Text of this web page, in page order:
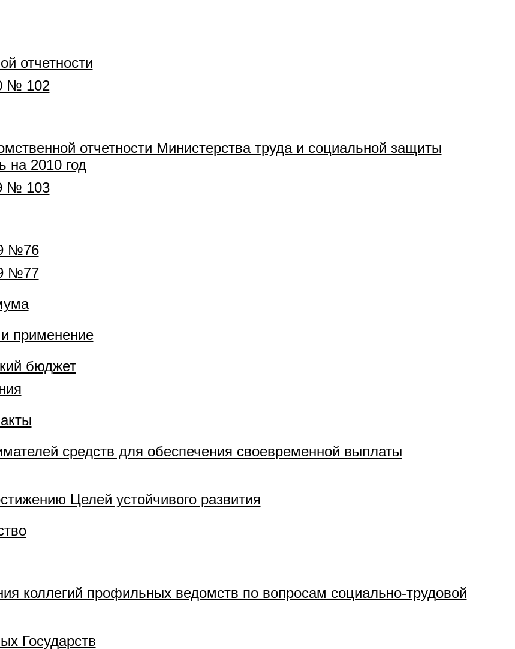
отчетности
№ 102
отчетности Министерства труда и социальной защиты
на 2010 год
№ 103
№76
№77
применение
бюджет
средств для обеспечения своевременной выплаты
Целей устойчивого развития
коллегий профильных ведомств по вопросам социально-трудовой
Государств